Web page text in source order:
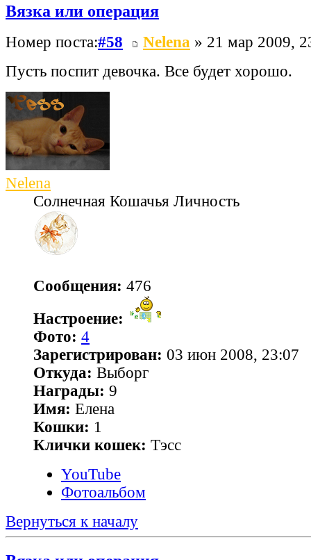
Вязка или операция
Номер поста:#58 Nelena » 21 мар 2009,
Пусть поспит девочка. Все будет хорошо.
Nelena
Солнечная Кошачья Личность
Сообщения: 476
Настроение:
Фото: 4
Зарегистрирован: 03 июн 2008, 23:07
Откуда: Выборг
Награды: 9
Имя: Елена
Кошки: 1
Клички кошек: Тэсс
YouTube
Фотоальбом
Вернуться к началу